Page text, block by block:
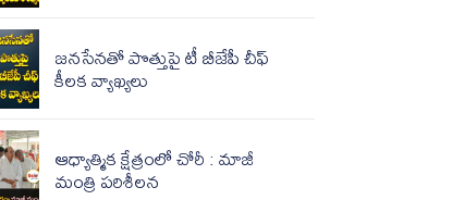
జ‌న‌సేన‌తో పొత్తుపై టీ బీజేపీ చీఫ్
కీలక వ్యాఖ్య‌లు
ఆధ్యాత్మిక క్షేత్రంలో చోరీ : మాజీ
మంత్రి పరిశీలన